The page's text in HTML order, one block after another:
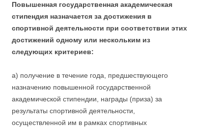
Повышенная государственная академическая
стипендия назначается за достижения в
спортивной деятельности при соответствии этих
достижений одному или нескольким из
следующих критериев:
а) получение в течение года, предшествующего
назначению повышенной государственной
академической стипендии, награды (приза) за
результаты спортивной деятельности,
осуществленной им в рамках спортивных